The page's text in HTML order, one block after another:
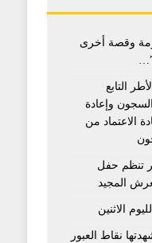
وقصة أخرى
التابع
السجون وإعادة
الاعتماد من
تنظم حفل
المجيد
الاثنين
نقاط العبور